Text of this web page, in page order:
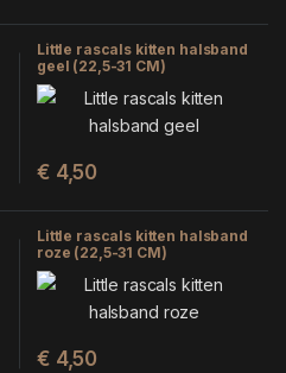
Little rascals kitten halsband
geel (22,5-31 CM)
€ 4,50
Little rascals kitten halsband
roze (22,5-31 CM)
€ 4,50